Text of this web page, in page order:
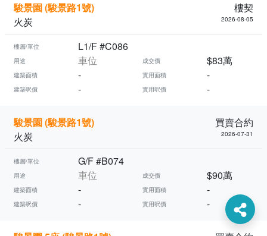
駿景園 (駿景路1號)
樓契
火炭
2026-08-05
樓層/單位 L1/F #C086
用途 車位 成交價 $83萬
建築面積 - 實用面積 -
建築呎價 - 實用呎價 -
駿景園 (駿景路1號)
買賣合約
火炭
2026-07-31
樓層/單位 G/F #B074
用途 車位 成交價 $90萬
建築面積 - 實用面積 -
建築呎價 - 實用呎價 -